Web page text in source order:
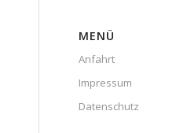
MENÜ
Anfahrt
Impressum
Datenschutz